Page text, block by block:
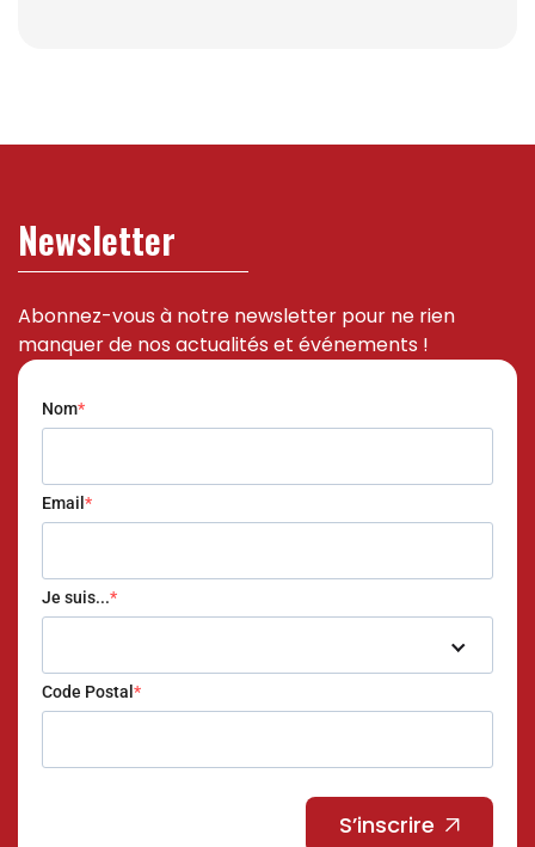
Newsletter
Abonnez-vous à notre newsletter pour ne rien
manquer de nos actualités et événements !
Nom
Email
Je suis...
Code Postal
S’inscrire